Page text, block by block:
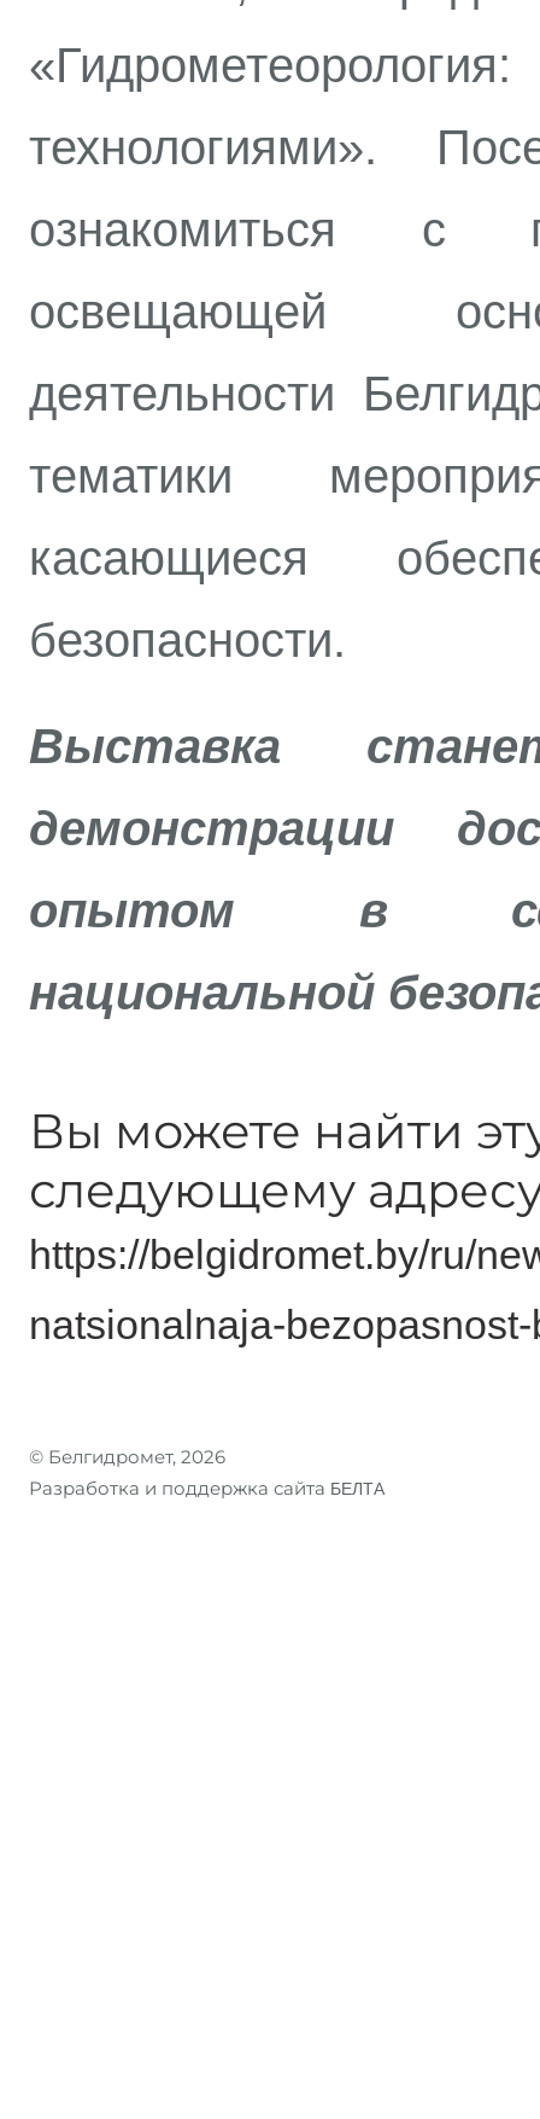
технологиями».
ознакомиться с
освещающей
деятельности
тематики
касающиеся
безопасности.
Выставка
демонстрации
опытом в
национальной
Вы можете найти
следующему
https://belgidromet.by/ru/
natsionalnaja-
© Белгидромет, 2026
Разработка и поддержка сайта БЕЛТА